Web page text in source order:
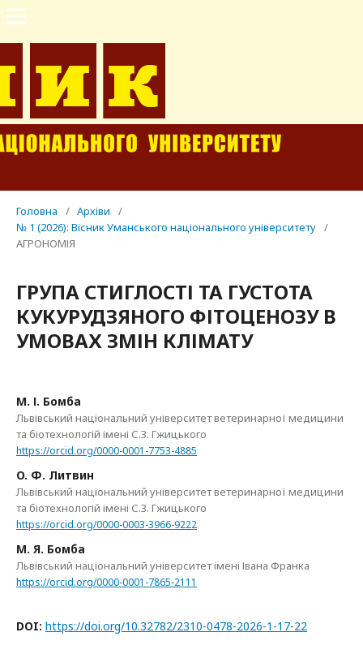
Головна / Архіви
/
№ 1 (2026): Вісник Уманського національного університету /
АГРОНОМІЯ
ГРУПА СТИГЛОСТІ ТА ГУСТОТА
КУКУРУДЗЯНОГО ФІТОЦЕНОЗУ В
УМОВАХ ЗМІН КЛІМАТУ
М. І. Бомба
Львівський національний університет ветеринарної медицини
та біотехнологій імені С.З. Гжицького
https://orcid.org/0000-0001-7753-4885
O. Ф. Литвин
Львівський національний університет ветеринарної медицини
та біотехнологій імені С.З. Гжицького
https://orcid.org/0000-0003-3966-9222
М. Я. Бомба
Львівський національний університет імені Івана Франка
https://orcid.org/0000-0001-7865-2111
DOI: https://doi.org/10.32782/2310-0478-2026-1-17-22